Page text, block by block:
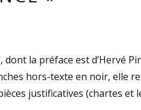
la préface est d’Hervé
hors-texte en noir, elle
justificatives (chartes et